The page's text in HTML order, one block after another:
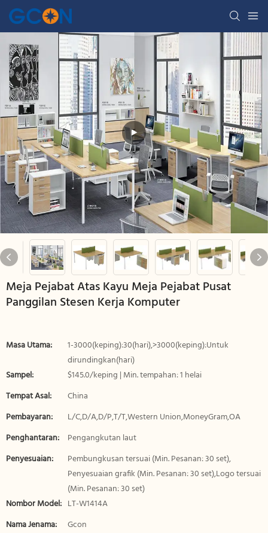
Meja Pejabat Atas Kayu Meja Pejabat Pusat
Panggilan Stesen Kerja Komputer
Masa Utama:
1-3000(keping):30(hari),>3000(keping):Untuk
dirundingkan(hari)
Sampel:
$145.0/keping | Min. tempahan: 1 helai
Tempat Asal:
China
Pembayaran:
L/C,D/A,D/P,T/T,Western Union,MoneyGram,OA
Penghantaran:
Pengangkutan laut
Penyesuaian:
Pembungkusan tersuai (Min. Pesanan: 30 set),
Penyesuaian grafik (Min. Pesanan: 30 set),Logo tersuai
(Min. Pesanan: 30 set)
Nombor Model: LT-W1414A
Nama Jenama:
Gcon